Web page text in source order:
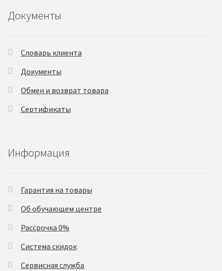
Документы
Словарь клиента
Документы
Обмен и возврат товара
Сертификаты
Информация
Гарантия на товары
Об обучающем центре
Рассрочка 0%
Система скидок
Сервисная служба